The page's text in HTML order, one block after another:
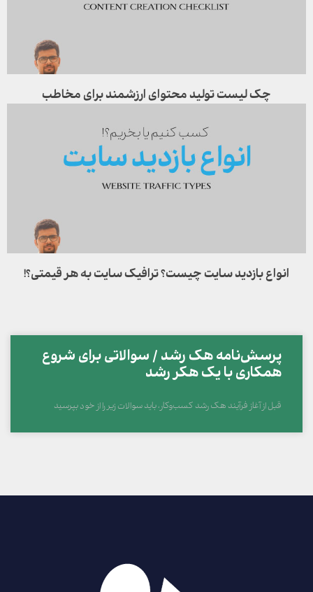
چک لیست تولید محتوای ارزشمند برای مخاطب
انواع بازدید سایت چیست؟ ترافیک سایت به هر قیمتی؟!
پرسش‌نامه هک رشد / سوالاتی برای شروع
همکاری با یک هکر رشد
قبل از آغاز فرآیند هک رشد کسب‌وکار، باید سوالات زیر را از خود بپرسید